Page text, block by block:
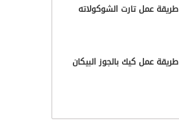
طريقة عمل تارت الشوكولاته
طريقة عمل كيك بالجوز البيكان